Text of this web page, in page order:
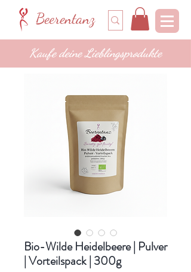
Beerentanz
Kaufe deine Lieblingsprodukte
Bio-Wilde Heidelbeere | Pulver
| Vorteilspack | 300g